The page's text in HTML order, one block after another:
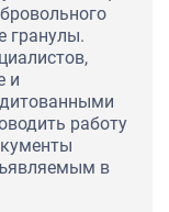
гранулы.
и
работу
в